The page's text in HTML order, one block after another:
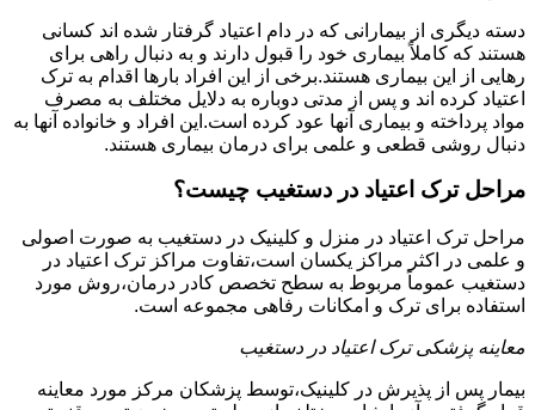
دسته دیگری از بیمارانی که در دام اعتیاد گرفتار شده اند کسانی
هستند که کاملاً بیماری خود را قبول دارند و به دنبال راهی برای
رهایی از این بیماری هستند.برخی از این افراد بارها اقدام به ترک
اعتیاد کرده اند و پس از مدتی دوباره به دلایل مختلف به مصرف
مواد پرداخته و بیماری آنها عود کرده است.این افراد و خانواده آنها به
دنبال روشی قطعی و علمی برای درمان بیماری هستند.
مراحل ترک اعتیاد در دستغیب چیست؟
مراحل ترک اعتیاد در منزل و کلینیک در دستغیب به صورت اصولی
و علمی در اکثر مراکز یکسان است،تفاوت مراکز ترک اعتیاد در
دستغیب عموماً مربوط به سطح تخصص کادر درمان،روش مورد
استفاده برای ترک و امکانات رفاهی مجموعه است.
معاینه پزشکی ترک اعتیاد در دستغیب
بیمار پس از پذیرش در کلینیک،توسط پزشکان مرکز مورد معاینه